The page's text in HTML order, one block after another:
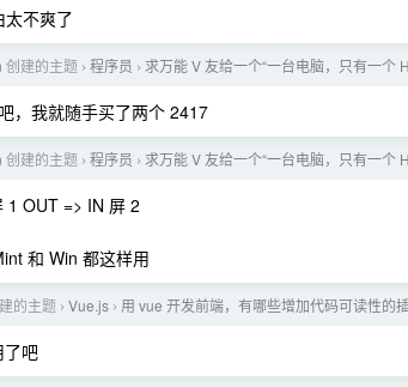
太不爽了
创建的主题 › 程序员 › 求万能 V 友给一个“一台电脑，只有一个
，我就随手买了两个 2417
创建的主题 › 程序员 › 求万能 V 友给一个“一台电脑，只有一个
1 OUT => IN 屏 2
和 Win 都这样用
的主题 › Vue.js › 用 vue 开发前端，有哪些增加代码可读性的插
了吧